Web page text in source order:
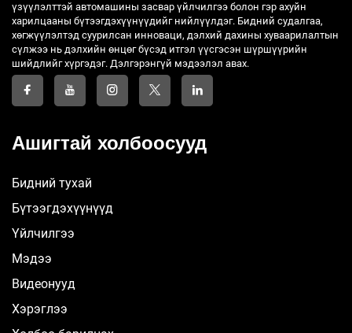
үзүүлэлттэй автомашины засвар үйлчилгээ болон гэр ахуйн
харилцааны бүтээгдэхүүнүүдийг нийлүүлдэг. Бидний судалгаа,
хөгжүүлэлтэд суурилсан инноваци, дэлхий дахины хуваарилалтын
сүлжээ нь дэлхийн өнцөг бүсэд итгэл үүсгэсэн шүршүүрийн
шийдлийг хүргэдэг. Дэлгэрэнгүй мэдээлэл авах.
Ашигтай холбоосууд
Бидний тухай
Бүтээгдэхүүнүүд
Үйлчилгээ
Мэдээ
Видеонууд
Хэрэглээ